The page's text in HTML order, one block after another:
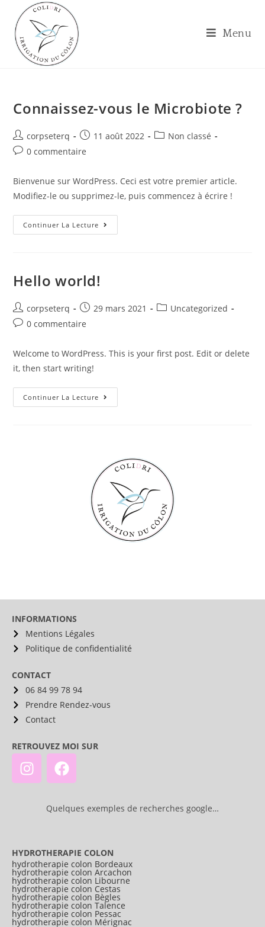
Menu
Connaissez-vous le Microbiote ?
corpseterq 11 août 2022
Non classé
0 commentaire
Bienvenue sur WordPress. Ceci est votre premier article.
Modifiez-le ou supprimez-le, puis commencez à écrire !
Continuer La Lecture
Hello world!
corpseterq 29 mars 2021
Uncategorized
0 commentaire
Welcome to WordPress. This is your first post. Edit or delete
it, then start writing!
Continuer La Lecture
INFORMATIONS
Mentions Légales
Politique de confidentialité
CONTACT
06 84 99 78 94
Prendre Rendez-vous
Contact
RETROUVEZ MOI SUR
Quelques exemples de recherches google…
HYDROTHERAPIE COLON
hydrotherapie colon Bordeaux
hydrotherapie colon Arcachon
hydrotherapie colon Libourne
hydrotherapie colon Cestas
hydrotherapie colon Bègles
hydrotherapie colon Talence
hydrotherapie colon Pessac
hydrotherapie colon Mérignac